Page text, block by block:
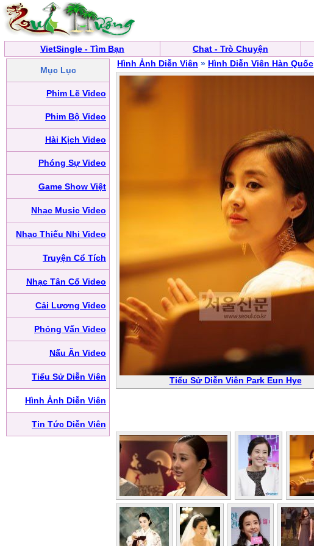
VietSingle - Tìm Bạn Chat - Trò Chuyện
Mục Lục
Phim Lẽ Video
Phim Bộ Video
Hài Kịch Video
Phóng Sự Video
Game Show Việt
Nhạc Music Video
Nhạc Thiếu Nhi Video
Truyện Cổ Tích
Nhạc Tân Cổ Video
Cải Lương Video
Phỏng Vấn Video
Nấu Ăn Video
Tiểu Sử Diễn Viên
Hình Ảnh Diễn Viên
Tin Tức Diễn Viên
Hình Ảnh Diễn Viên » Hình Diễn Viên Hàn Quốc
Tiểu Sử Diễn Viên Park Eun Hye